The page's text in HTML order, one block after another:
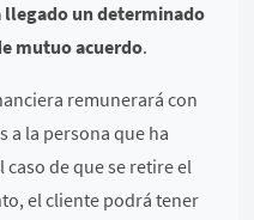
llegado un determinado
mutuo acuerdo.
remunerará con
a la persona que ha
de que se retire el
el cliente podrá tener